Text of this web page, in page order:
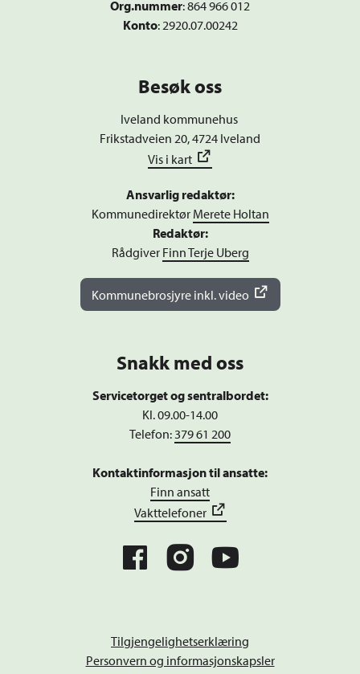
Org.nummer:864 966 012
Konto: 2920.07.00242
Besøk oss
Iveland kommunehus
Frikstadveien 20, 4724 Iveland
Vis i kart
Ansvarlig redaktør:
Kommunedirektør Merete Holtan
Redaktør:
Rådgiver Finn Terje Uberg
Kommunebrosjyre inkl. video
Snakk med oss
Servicetorget og sentralbordet:
Kl. 09.00-14.00
Telefon:379 61 200
Kontaktinformasjon til ansatte:
Finn ansatt
Vakttelefoner
Tilgjengelighetserklæring
Personvern og informasjonskapsler